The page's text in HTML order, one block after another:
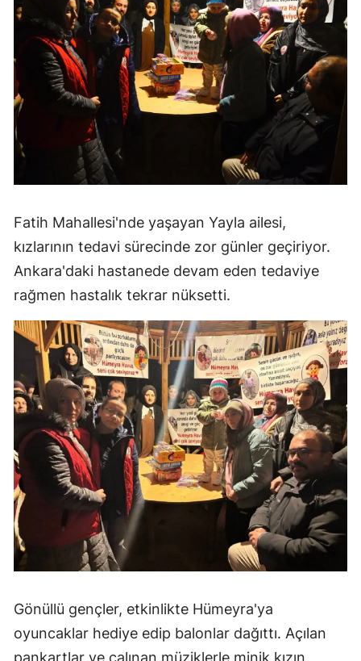
Fatih Mahallesi'nde yaşayan Yayla ailesi,
kızlarının tedavi sürecinde zor günler geçiriyor.
Ankara'daki hastanede devam eden tedaviye
rağmen hastalık tekrar nüksetti.
Gönüllü gençler, etkinlikte Hümeyra'ya
oyuncaklar hediye edip balonlar dağıttı. Açılan
pankartlar ve çalınan müziklerle minik kızın